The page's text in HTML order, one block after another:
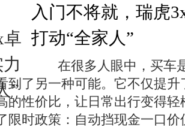
入门不将就，瑞虎
打动“全家人”
在很多人眼中，买车是
到了另一种可能。它不仅提
的性价比，让日常出行变
限时政策：自动挡现金一口